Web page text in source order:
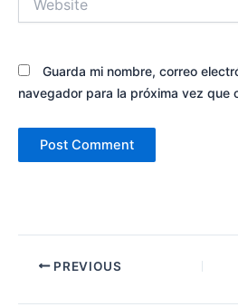
Guarda mi nombre, correo
navegador para la próxima vez que
PREVIOUS